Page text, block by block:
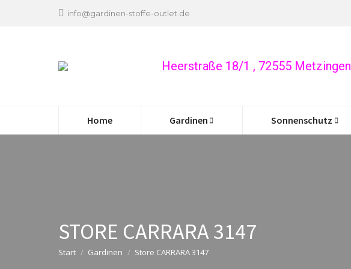
info@gardinen-stoffe-outlet.de
Heerstraße 18/1 , 72555 Metzingen
Home Gardinen Sonnenschutz
STORE CARRARA 3147
Start Gardinen Store CARRARA 3147